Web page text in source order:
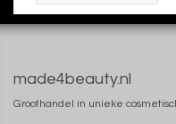
made4beauty.nl
Groothandel in unieke